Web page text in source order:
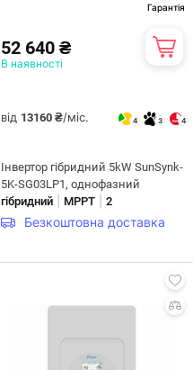
Гарантія
52 640 ₴
В наявності
від 13160 ₴/міс. 4 3 4
Інвертор гібридний 5kW SunSynk-
5K-SG03LP1, однофазний
гібридний
MPPT 2
Безкоштовна доставка